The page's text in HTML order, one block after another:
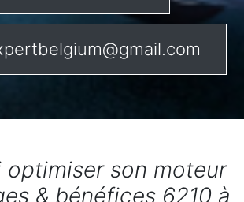
optimiser son moteur
& bénéfices 6210 à